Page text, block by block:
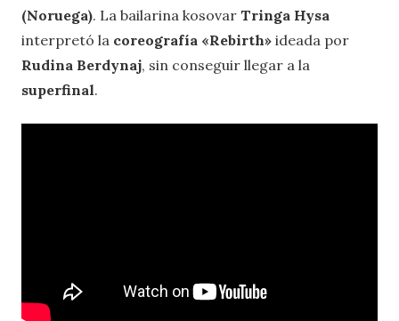
(Noruega). La bailarina kosovar Tringa Hysa
interpretó la coreografía «Rebirth» ideada por
Rudina Berdynaj, sin conseguir llegar a la
superfinal.